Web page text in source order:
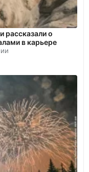
рассказали о
в карьере